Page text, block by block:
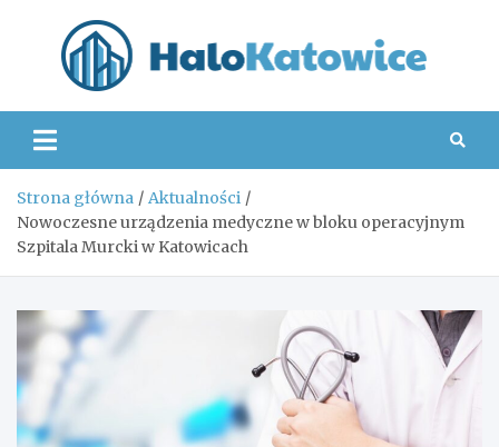
Strona główna
Aktualności
Nowoczesne urządzenia medyczne w bloku operacyjnym
Szpitala Murcki w Katowicach